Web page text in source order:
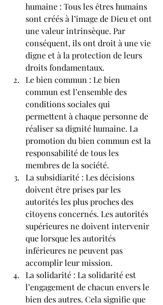
humaine : Tous les êtres humains
sont créés à l’image de Dieu et ont
une valeur intrinsèque. Par
conséquent, ils ont droit à une vie
digne et à la protection de leurs
droits fondamentaux.
Le bien commun : Le bien
commun est l’ensemble des
conditions sociales qui
permettent à chaque personne de
réaliser sa dignité humaine. La
promotion du bien commun est la
responsabilité de tous les
membres de la société.
La subsidiarité : Les décisions
doivent être prises par les
autorités les plus proches des
citoyens concernés. Les autorités
supérieures ne doivent intervenir
que lorsque les autorités
inférieures ne peuvent pas
accomplir leur mission.
La solidarité : La solidarité est
l’engagement de chacun envers le
bien des autres. Cela signifie que